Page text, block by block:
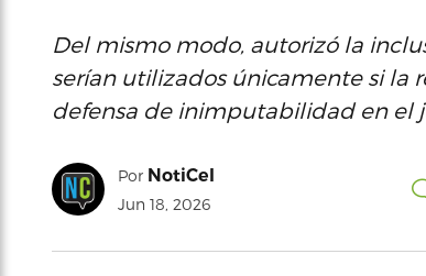
Del mismo modo, autorizó la
serían utilizados únicamente si la
defensa de inimputabilidad en el
Por NotiCel
Jun 18, 2026